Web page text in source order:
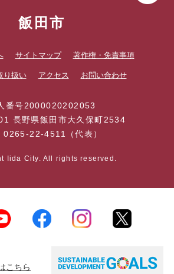
飯田市
サイトマップ 著作権・免責事項
り扱い アクセス お問い合わせ
番号2000020202053
長野県飯田市大久保町2534
0265-22-4511（代表）
Iida City. All rights reserved.
こちら